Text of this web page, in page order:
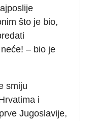
što je bio,
– bio je
smiju
i
Jugoslavije,